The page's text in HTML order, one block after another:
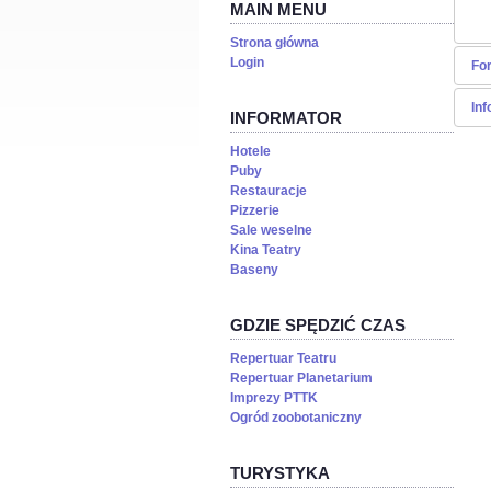
MAIN MENU
Strona główna
Login
INFORMATOR
Hotele
Puby
Restauracje
Pizzerie
Sale weselne
Kina Teatry
Baseny
GDZIE SPĘDZIĆ CZAS
Repertuar Teatru
Repertuar Planetarium
Imprezy PTTK
Ogród zoobotaniczny
TURYSTYKA